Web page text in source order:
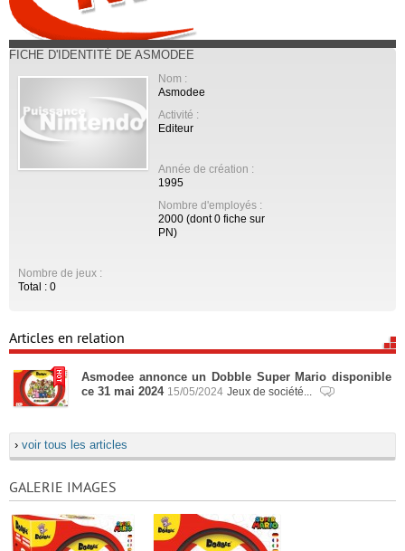
FICHE D'IDENTITÉ DE ASMODEE
Nom :
Asmodee
Activité :
Editeur
Année de création :
1995
Nombre d'employés :
2000 (dont 0 fiche sur
PN)
Nombre de jeux :
Total : 0
Articles en relation
Asmodee annonce un Dobble Super Mario disponible
ce 31 mai 2024 15/05/2024 Jeux de société...
› voir tous les articles
GALERIE IMAGES